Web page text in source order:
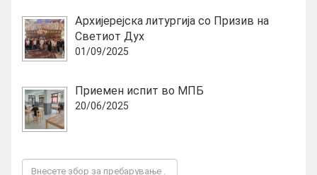
Архијерејска литургија со Призив на
Светиот Дух
01/09/2025
Приемен испит во МПБ
20/06/2025